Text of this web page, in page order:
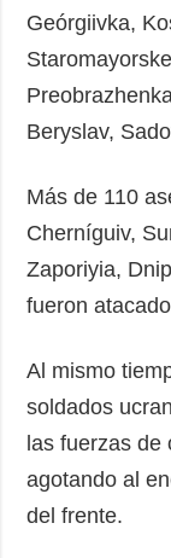
Geórgiivka,
Beryslav,
Más de 110
Cherníguiv,
Zaporiyia,
fueron
Al mismo
soldados
las fuerzas de
agotando al
del frente.